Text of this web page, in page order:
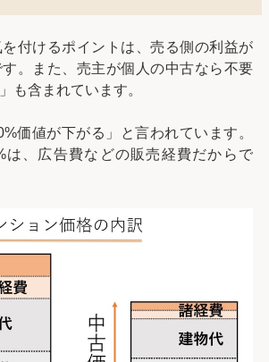
付けるポイントは、売る側の利益が
。また、売主が個人の中古なら不要
も含まれています。
価値が下がる」と言われています。
は、広告費などの販売経費だからで